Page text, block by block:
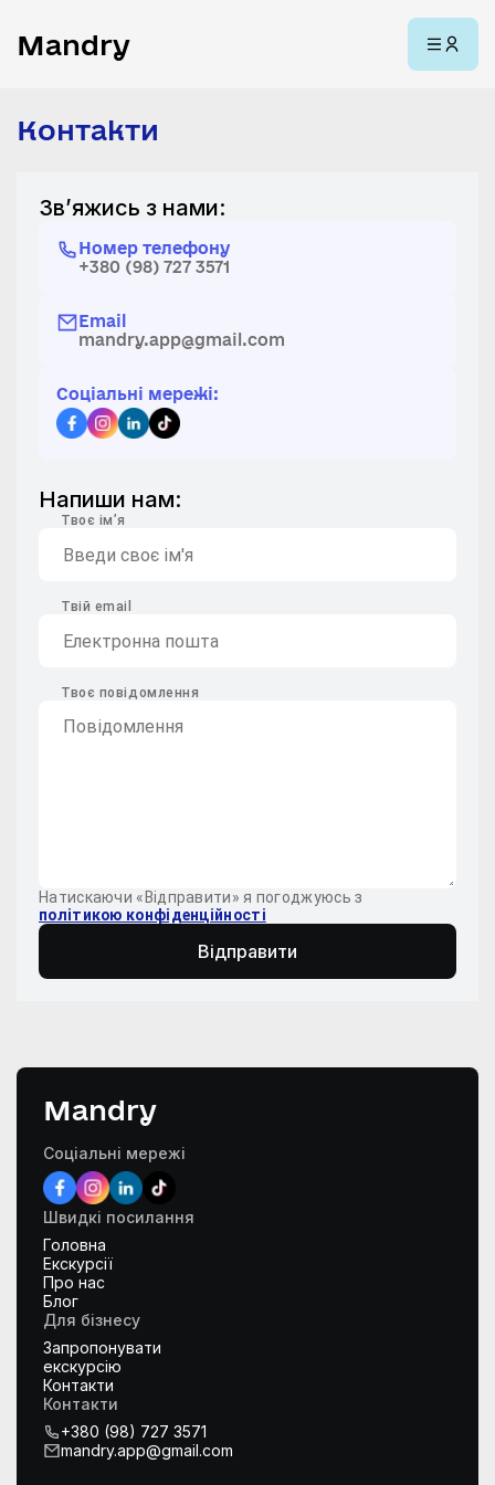
Mandry
Контакти
Зв’яжись з нами:
Номер телефону
+380 (98) 727 3571
Email
mandry.app@gmail.com
Соціальні мережі:
Напиши нам:
Твоє ім’я
Твій email
Твоє повідомлення
Натискаючи «Відправити» я погоджуюсь з
політикою конфіденційності
Відправити
Mandry
Соціальні мережі
Швидкі посилання
Головна
Екскурсії
Про нас
Блог
Для бізнесу
Запропонувати
екскурсію
Контакти
Контакти
+380 (98) 727 3571
mandry.app@gmail.com